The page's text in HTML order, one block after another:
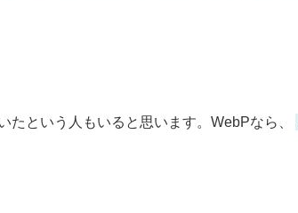
という人もいると思います。WebPなら、